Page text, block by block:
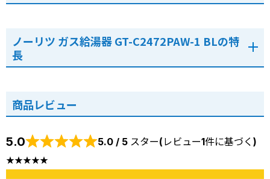
ノーリツ ガス給湯器 GT-C2472PAW-1 BLの特
長
商品レビュー
5.0 5.0 / 5 スター(レビュー1件に基づく)
★★★★★